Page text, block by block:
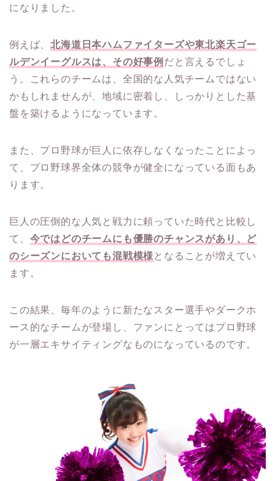
になりました。
例えば、北海道日本ハムファイターズや東北楽天ゴー
ルデンイーグルスは、その好事例だと言えるでしょ
う。これらのチームは、全国的な人気チームではない
かもしれませんが、地域に密着し、しっかりとした基
盤を築けるようになっています。
また、プロ野球が巨人に依存しなくなったことによっ
て、プロ野球界全体の競争が健全になっている面もあ
ります。
巨人の圧倒的な人気と戦力に頼っていた時代と比較し
て、 今ではどのチームにも優勝のチャンスがあり、ど
のシーズンにおいても混戦模様となることが増えてい
ます。
この結果、毎年のように新たなスター選手やダークホ
ース的なチームが登場し、ファンにとってはプロ野球
が一層エキサイティングなものになっているのです。